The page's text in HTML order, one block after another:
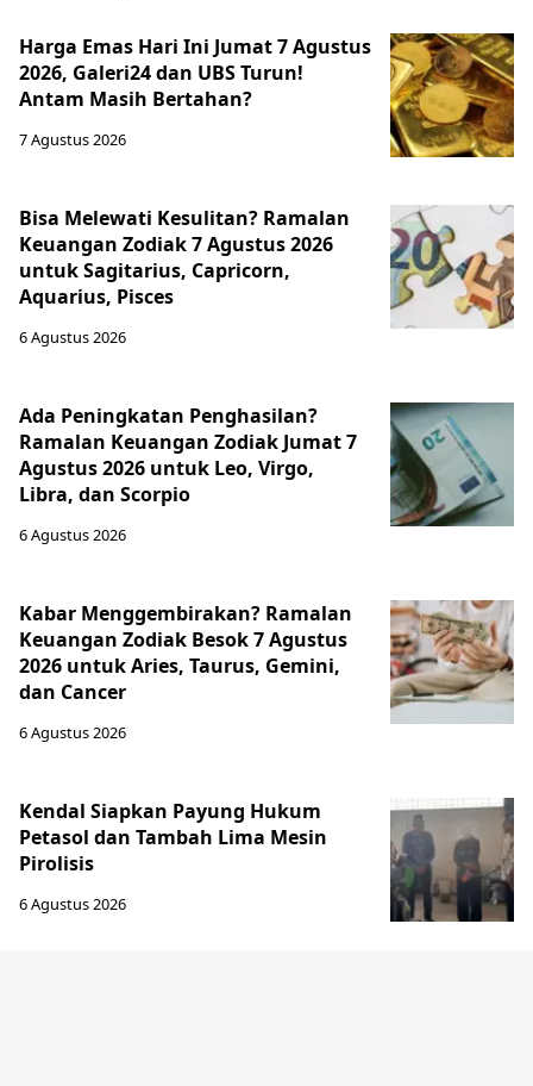
Harga Emas Hari Ini Jumat 7 Agustus
2026, Galeri24 dan UBS Turun!
Antam Masih Bertahan?
7 Agustus 2026
Bisa Melewati Kesulitan? Ramalan
Keuangan Zodiak 7 Agustus 2026
untuk Sagitarius, Capricorn,
Aquarius, Pisces
6 Agustus 2026
Ada Peningkatan Penghasilan?
Ramalan Keuangan Zodiak Jumat 7
Agustus 2026 untuk Leo, Virgo,
Libra, dan Scorpio
6 Agustus 2026
Kabar Menggembirakan? Ramalan
Keuangan Zodiak Besok 7 Agustus
2026 untuk Aries, Taurus, Gemini,
dan Cancer
6 Agustus 2026
Kendal Siapkan Payung Hukum
Petasol dan Tambah Lima Mesin
Pirolisis
6 Agustus 2026